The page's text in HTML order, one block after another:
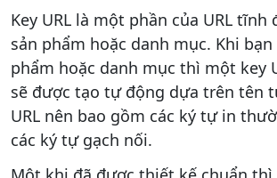
Key URL là một phần của URL tĩnh
sản phẩm hoặc danh mục. Khi
phẩm hoặc danh mục thì một key
sẽ được tạo tự động dựa trên tên
URL nên bao gồm các ký tự in
các ký tự gạch nối.